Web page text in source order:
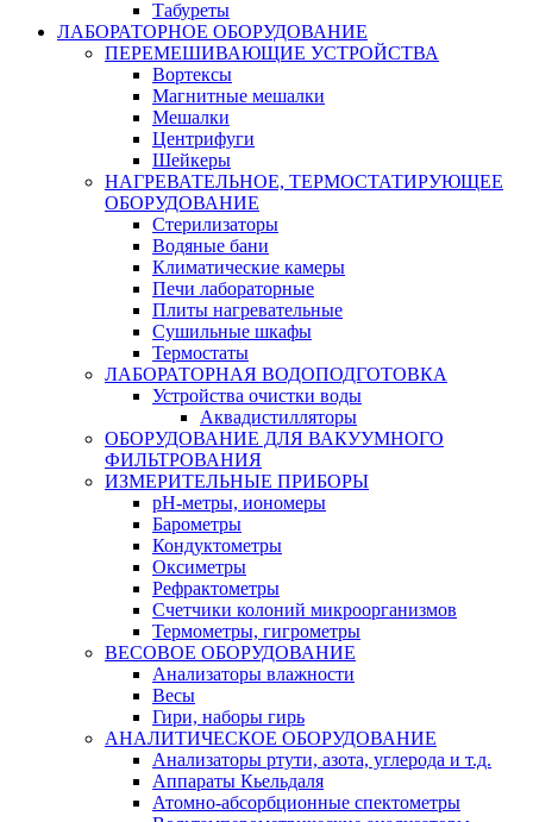
Табуреты
ЛАБОРАТОРНОЕ ОБОРУДОВАНИЕ
ПЕРЕМЕШИВАЮЩИЕ УСТРОЙСТВА
Вортексы
Магнитные мешалки
Мешалки
Центрифуги
Шейкеры
НАГРЕВАТЕЛЬНОЕ, ТЕРМОСТАТИРУЮЩЕЕ
ОБОРУДОВАНИЕ
Стерилизаторы
Водяные бани
Климатические камеры
Печи лабораторные
Плиты нагревательные
Сушильные шкафы
Термостаты
ЛАБОРАТОРНАЯ ВОДОПОДГОТОВКА
Устройства очистки воды
Аквадистилляторы
ОБОРУДОВАНИЕ ДЛЯ ВАКУУМНОГО
ФИЛЬТРОВАНИЯ
ИЗМЕРИТЕЛЬНЫЕ ПРИБОРЫ
pH-метры, иономеры
Барометры
Кондуктометры
Оксиметры
Рефрактометры
Счетчики колоний микроорганизмов
Термометры, гигрометры
ВЕСОВОЕ ОБОРУДОВАНИЕ
Анализаторы влажности
Весы
Гири, наборы гирь
АНАЛИТИЧЕСКОЕ ОБОРУДОВАНИЕ
Анализаторы ртути, азота, углерода и т.д.
Аппараты Кьельдаля
Атомно-абсорбционные спектометры